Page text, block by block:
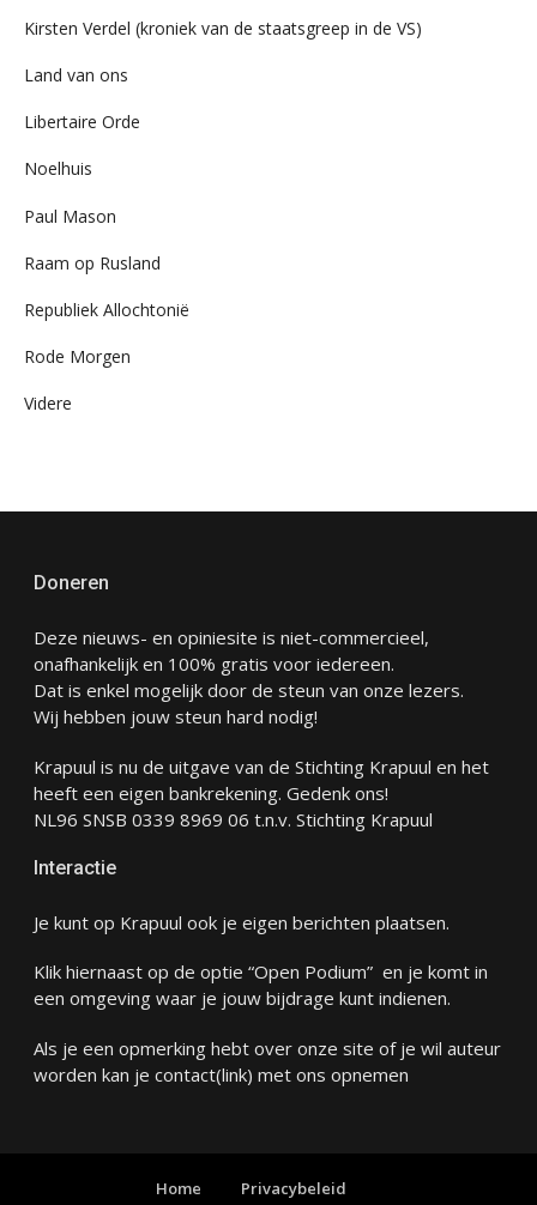
Kirsten Verdel (kroniek van de staatsgreep in de VS)
Land van ons
Libertaire Orde
Noelhuis
Paul Mason
Raam op Rusland
Republiek Allochtonië
Rode Morgen
Videre
Doneren
Deze nieuws- en opiniesite is niet-commercieel,
onafhankelijk en 100% gratis voor iedereen.
Dat is enkel mogelijk door de steun van onze lezers.
Wij hebben jouw steun hard nodig!
Krapuul is nu de uitgave van de Stichting Krapuul en het
heeft een eigen bankrekening. Gedenk ons!
NL96 SNSB 0339 8969 06 t.n.v. Stichting Krapuul
Interactie
Je kunt op Krapuul ook je eigen berichten plaatsen.
Klik hiernaast op de optie “Open Podium” en je komt in
een omgeving waar je jouw bijdrage kunt indienen.
Als je een opmerking hebt over onze site of je wil auteur
worden kan je contact(link) met ons opnemen
Home Privacybeleid